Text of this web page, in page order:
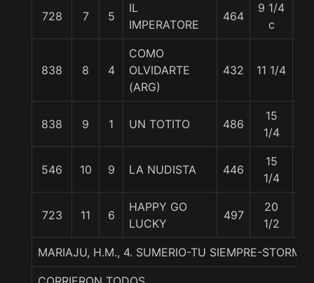
728 7 5
IL
IMPERATORE
464
9 1/4
c
838 8 4
COMO
OLVIDARTE
(ARG)
432 11 1/4
838 9 1 UN TOTITO 486
15
1/4
546 10 9 LA NUDISTA 446
15
1/4
723 11 6
HAPPY GO
LUCKY
497
20
1/2
MARIAJU, H.M., 4. SUMERIO-TU SIEMPRE-